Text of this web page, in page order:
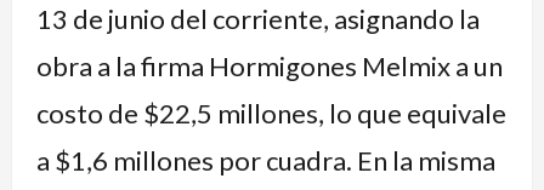
13 de junio del corriente, asignando la
obra a la firma Hormigones Melmix a un
costo de $22,5 millones, lo que equivale
a $1,6 millones por cuadra. En la misma